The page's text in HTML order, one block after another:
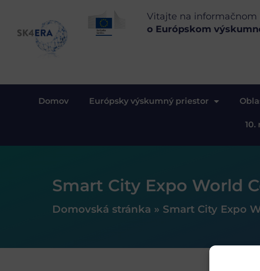
Vitajte na informačnom
o Európskom
Domov Európsky výskumný priestor
10.
Smart City Expo World
Domovská stránka » Smart City Expo